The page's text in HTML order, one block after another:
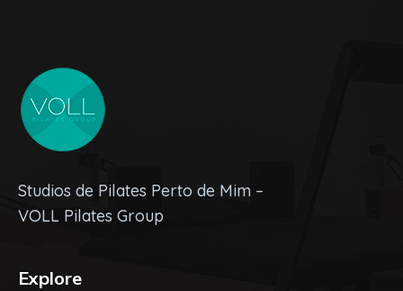
Studios de Pilates Perto de Mim –
VOLL Pilates Group
Explore